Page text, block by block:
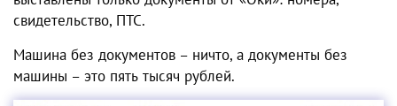
свидетельство, ПТС.
Машина без документов – ничто, а документы без
машины – это пять тысяч рублей.